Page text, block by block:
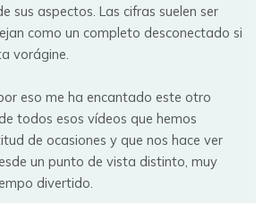
sus aspectos. Las cifras suelen ser
como un completo desconectado si
vorágine.
eso me ha encantado este otro
todos esos vídeos que hemos
de ocasiones y que nos hace ver
un punto de vista distinto, muy
divertido.